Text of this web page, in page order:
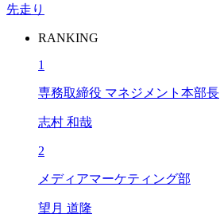
先走り
RANKING
1
専務取締役 マネジメント本部長
志村 和哉
2
メディアマーケティング部
望月 道隆